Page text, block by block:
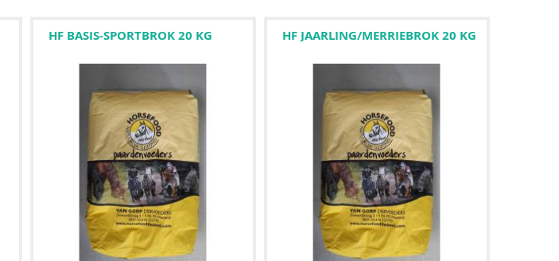
HF BASIS-SPORTBROK 20 KG HF JAARLING/MERRIEBROK 20 KG